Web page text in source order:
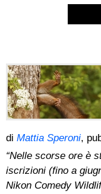
di Mattia Speroni,
“Nelle scorse ore è
iscrizioni (fino a
Nikon Comedy